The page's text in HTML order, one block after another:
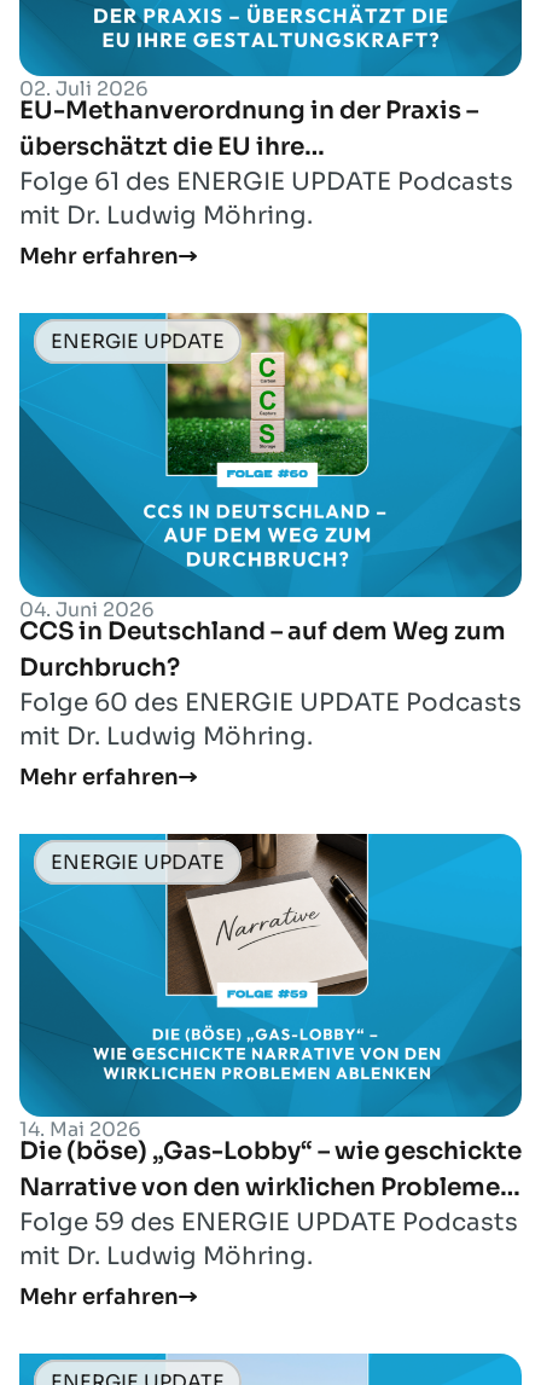
02. Juli 2026
EU-Methanverordnung in der Praxis –
überschätzt die EU ihre
Gestaltungskraft?
Folge 61 des ENERGIE UPDATE Podcasts
mit Dr. Ludwig Möhring.
Mehr erfahren
ENERGIE UPDATE
04. Juni 2026
CCS in Deutschland – auf dem Weg zum
Durchbruch?
Folge 60 des ENERGIE UPDATE Podcasts
mit Dr. Ludwig Möhring.
Mehr erfahren
ENERGIE UPDATE
14. Mai 2026
Die (böse) „Gas-Lobby“ – wie geschickte
Narrative von den wirklichen Problemen
ablenken
Folge 59 des ENERGIE UPDATE Podcasts
mit Dr. Ludwig Möhring.
Mehr erfahren